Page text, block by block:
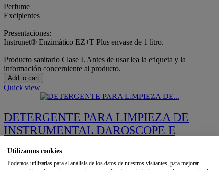
Perfume
Excipientes
Presentaciones:
Instrunet® Enzimático EZ+T Plus envase de 1 litro.
Producto sanitario Clase I. Antes de usar lea la etiqueta y la
información concerniente al producto.
Add to cart
Quick view
DETERGENTE PARA LIMPIEZA DE
INSTRUMENTAL DAROSCOPE E
€14.81
Utilizamos cookies
Podemos utilizarlas para el análisis de los datos de nuestros visitantes, para mejorar